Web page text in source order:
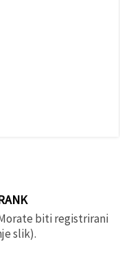
biti registrirani
slik).